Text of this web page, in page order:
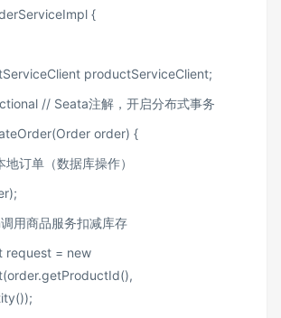
{
productServiceClient;
// Seata注解，开启分布式事务
order) {
订单（数据库操作）
用商品服务扣减库存
request = new